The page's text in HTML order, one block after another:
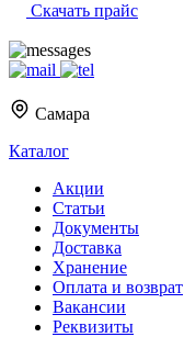
Скачать прайс
Самара
Каталог
Акции
Статьи
Документы
Доставка
Хранение
Оплата и возврат
Вакансии
Реквизиты